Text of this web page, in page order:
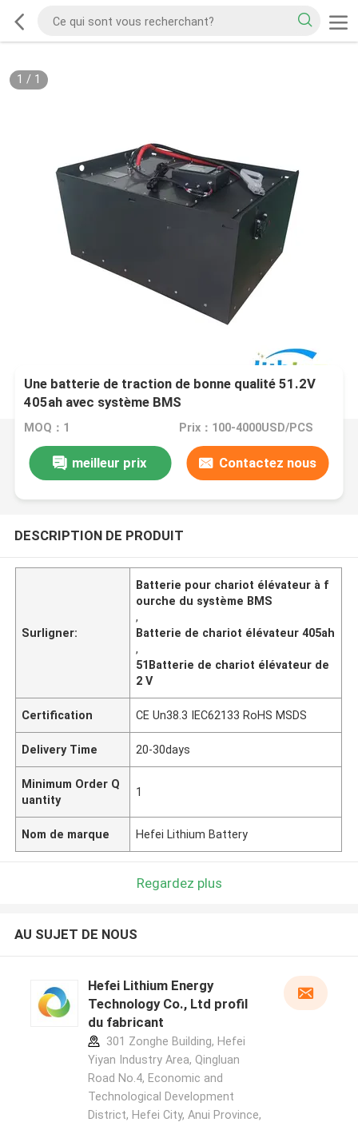
1 / 1
Une batterie de traction de bonne qualité 51.2V
405ah avec système BMS
MOQ：1 Prix：100-4000USD/PCS
meilleur prix Contactez nous
DESCRIPTION DE PRODUIT
Surligner:
Batterie pour chariot élévateur à f
ourche du système BMS
,
Batterie de chariot élévateur 405ah
,
51Batterie de chariot élévateur de
2 V
Certification CE Un38.3 IEC62133 RoHS MSDS
Delivery Time 20-30days
Minimum Order Q
uantity
1
Nom de marque Hefei Lithium Battery
Regardez plus
AU SUJET DE NOUS
Hefei Lithium Energy
Technology Co., Ltd profil
du fabricant
301 Zonghe Building, Hefei
Yiyan Industry Area, Qingluan
Road No.4, Economic and
Technological Development
District, Hefei City, Anui Province,